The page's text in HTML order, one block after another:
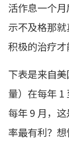
活作息一个
示不及格那
积极的治疗才
下表是来自
量）在每年 1
每年 9 月，
率最有利？